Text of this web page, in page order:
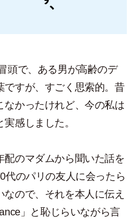
頭で、ある男が高齢のデ
ですが、すごく思索的。昔
なかったけれど、今の私は
感しました。
配のマダムから聞いた話を
代のパリの友人に会ったら
ので、それを本人に伝え
」と恥じらいながら言